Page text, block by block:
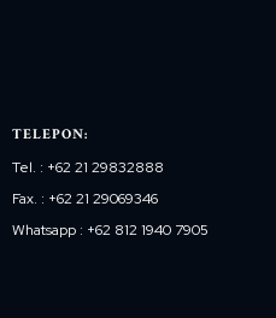
TELEPON:
Tel. : +62 21 29832888
Fax. : +62 21 29069346
Whatsapp : +62 812 1940 7905